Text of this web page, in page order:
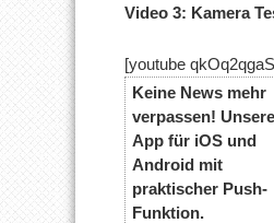
Video 3: Kamera
[youtube
Keine News mehr
verpassen! Unsere
App für iOS und
Android mit
praktischer Push-
Funktion.